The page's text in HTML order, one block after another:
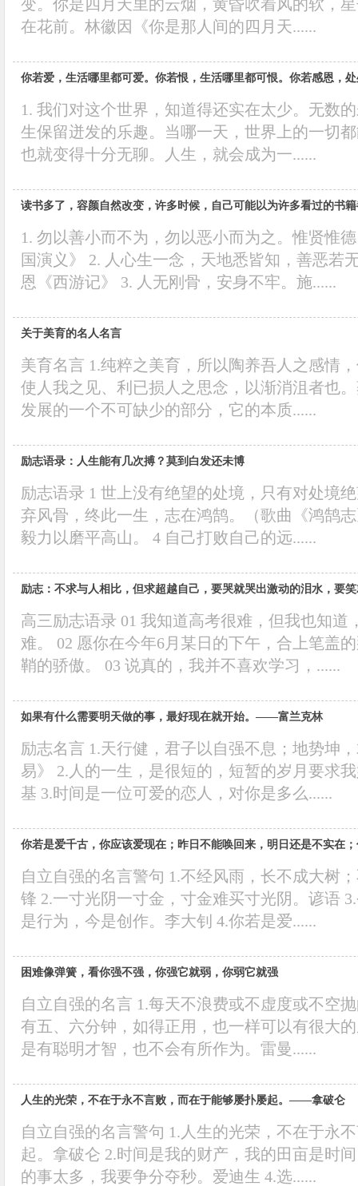
变。你是四月天里的云烟，黄昏吹着风的软，
在花前。林徽因《你是那人间的四月天......
你若爱，生活哪里都可爱。你若恨，生活哪里都可恨。你若感恩，
1. 我们对这个世界，知道得还实在太少。无数
生保留迸发的乐趣。当哪一天，世界上的一切
也就变得十分无聊。人生，就会成为一......
读书多了，容颜自然改变，许多时候，自己可能以为许多看过的书
1. 勿以善小而不为，勿以恶小而为之。惟贤惟
国演义》 2. 人心生一念，天地悉皆知，善恶若
恩《西游记》 3. 人无刚骨，安身不牢。施......
关于美育的名人名言
美育名言 1.纯粹之美育，所以陶养吾人之感情
使人我之见、利已损人之思念，以渐消沮者也
发展的一个不可缺少的部分，它的本质......
励志语录：人生能有几次搏？莫到白发还未博
励志语录 1 世上没有绝望的处境，只有对处境
弃风骨，终此一生，志在鸿鹄。（歌曲《鸿鹄
毅力以磨平高山。 4 自己打败自己的远......
励志：不求与人相比，但求超越自己，要哭就哭出激动的泪水，要
高三励志语录 01 我知道高考很难，但我也知道
难。 02 愿你在今年6月某日的下午，合上笔盖
鞘的骄傲。 03 说真的，我并不喜欢学习，......
如果有什么需要明天做的事，最好现在就开始。——富兰克林
励志名言 1.天行健，君子以自强不息；地势坤
易》 2.人的一生，是很短的，短暂的岁月要求
基 3.时间是一位可爱的恋人，对你是多么......
你若是爱千古，你应该爱现在；昨日不能唤回来，明日还是不实在
自立自强的名言警句 1.不经风雨，长不成大树
锋 2.一寸光阴一寸金，寸金难买寸光阴。谚语
是行为，今是创作。李大钊 4.你若是爱......
困难像弹簧，看你强不强，你强它就弱，你弱它就强
自立自强的名言 1.每天不浪费或不虚度或不空
有五、六分钟，如得正用，也一样可以有很大
是有聪明才智，也不会有所作为。雷曼......
人生的光荣，不在于永不言败，而在于能够屡扑屡起。——拿破仑
自立自强的名言警句 1.人生的光荣，不在于永
起。拿破仑 2.时间是我的财产，我的田亩是时
的事太多，我要争分夺秒。爱迪生 4.选......